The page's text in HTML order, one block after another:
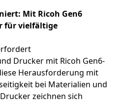
Mit Ricoh Gen6
für vielfältige
Drucker mit Ricoh Gen6-
Herausforderung mit
bei Materialien und
zeichnen sich